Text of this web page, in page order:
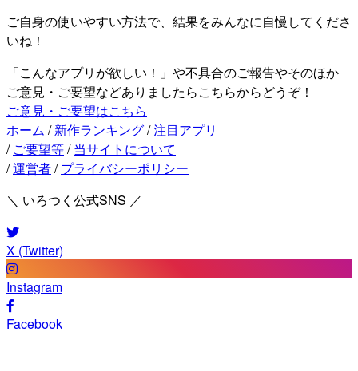
ご自身の使いやすい方法で、結果をみんなに自慢してくださ
いね！
「こんなアプリが欲しい！」や不具合のご報告やそのほか
ご意見・ご要望などありましたらこちらからどうぞ！
ご意見・ご要望はこちら
ホーム / 新作ランキング/注目アプリ
/ ご要望等/ 当サイトについて
/運営者/ プライバシーポリシー
＼ いろつく公式SNS ／
X (Twitter)
Instagram
Facebook